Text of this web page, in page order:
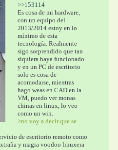
>>153114
Es cosa de mi hardware,
con un equipo del
2013/2014 estoy en lo
mínimo de esta
tecnología. Realmente
sigo sorprendido que tan
siquiera haya funcionado
y en un PC de escritorio
solo es cosa de
acomodarse, mientras
hago weas en CAD en la
VM, puedo ver monas
chinas en linux, lo veo
como un win.
>no voy a decir que se
de escritorio remoto como
y magia voodoo linuxera